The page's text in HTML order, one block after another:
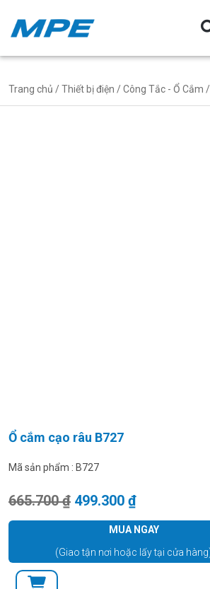
Trang chủ /Thiết bị điện /Công Tắc - Ổ Cắm
Ổ cắm cạo râu B727
Mã sản phẩm : B727
665.700₫ Giá gốc là: 665.700 ₫.
499.300 ₫Giá hiện tại
MUA NGAY
(Giao tận nơi hoặc lấy tại cửa